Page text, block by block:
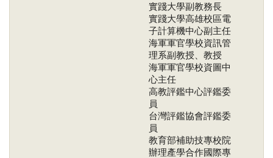
實踐大學副教務長
實踐大學高雄校區電
子計算機中心副主任
海軍軍官學校資訊管
理系副教授、教授
海軍軍官學校資圖中
心主任
高教評鑑中心評鑑委
員
台灣評鑑協會評鑑委
員
教育部補助技專校院
辦理產學合作國際專